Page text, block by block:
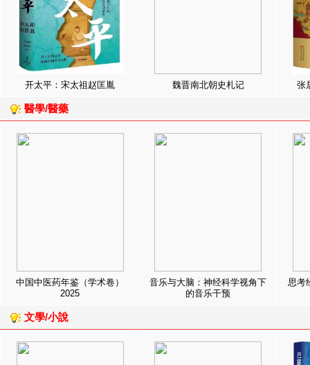
开太平：宋太祖赵匡胤 魏晋南北朝史札记 张
醫學/醫藥
中国中医药年鉴（学术卷）
2025
音乐与大脑：神经科学视角下
的音乐干预
思考
文學/小說